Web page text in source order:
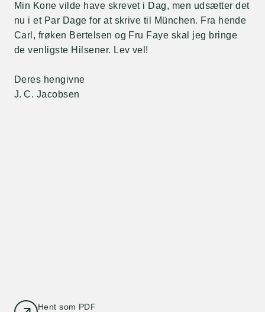
Hent som PDF
Min Kone vilde have skrevet i Dag, men udsætter det
nu i et Par Dage for at skrive til München. Fra hende
Carl, frøken Bertelsen og Fru Faye skal jeg bringe
de venligste Hilsener. Lev vel!
Deres hengivne
J. C. Jacobsen